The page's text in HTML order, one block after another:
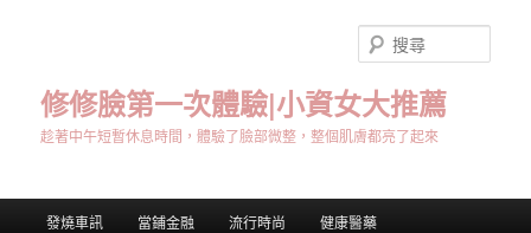
修修臉第一次體驗|小資女大推薦
趁著中午短暫休息時間，體驗了臉部微整，整個肌膚都亮了起來
尋
發燒車訊 當鋪金融 流行時尚 健康醫藥